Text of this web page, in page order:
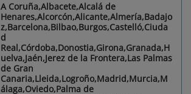
A Coruña,Albacete,Alcalá de
Henares,Alcorcón,Alicante,Almería,Badajo
z,Barcelona,Bilbao,Burgos,Castelló,Ciuda
d
Real,Córdoba,Donostia,Girona,Granada,H
uelva,Jaén,Jerez de la Frontera,Las Palmas
de Gran
Canaria,Lleida,Logroño,Madrid,Murcia,M
álaga,Oviedo,Palma de